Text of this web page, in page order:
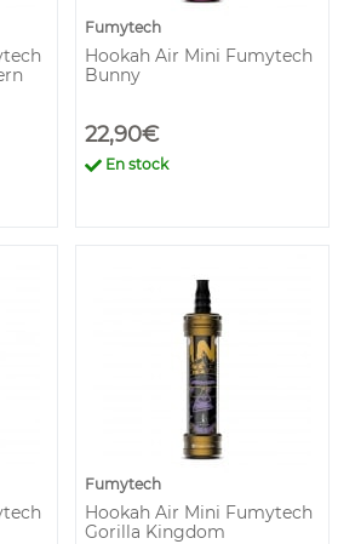
Fumytech
Hookah Air Mini Fumytech
Bunny
22,90€
En stock
Fumytech
Hookah Air Mini Fumytech
Gorilla Kingdom